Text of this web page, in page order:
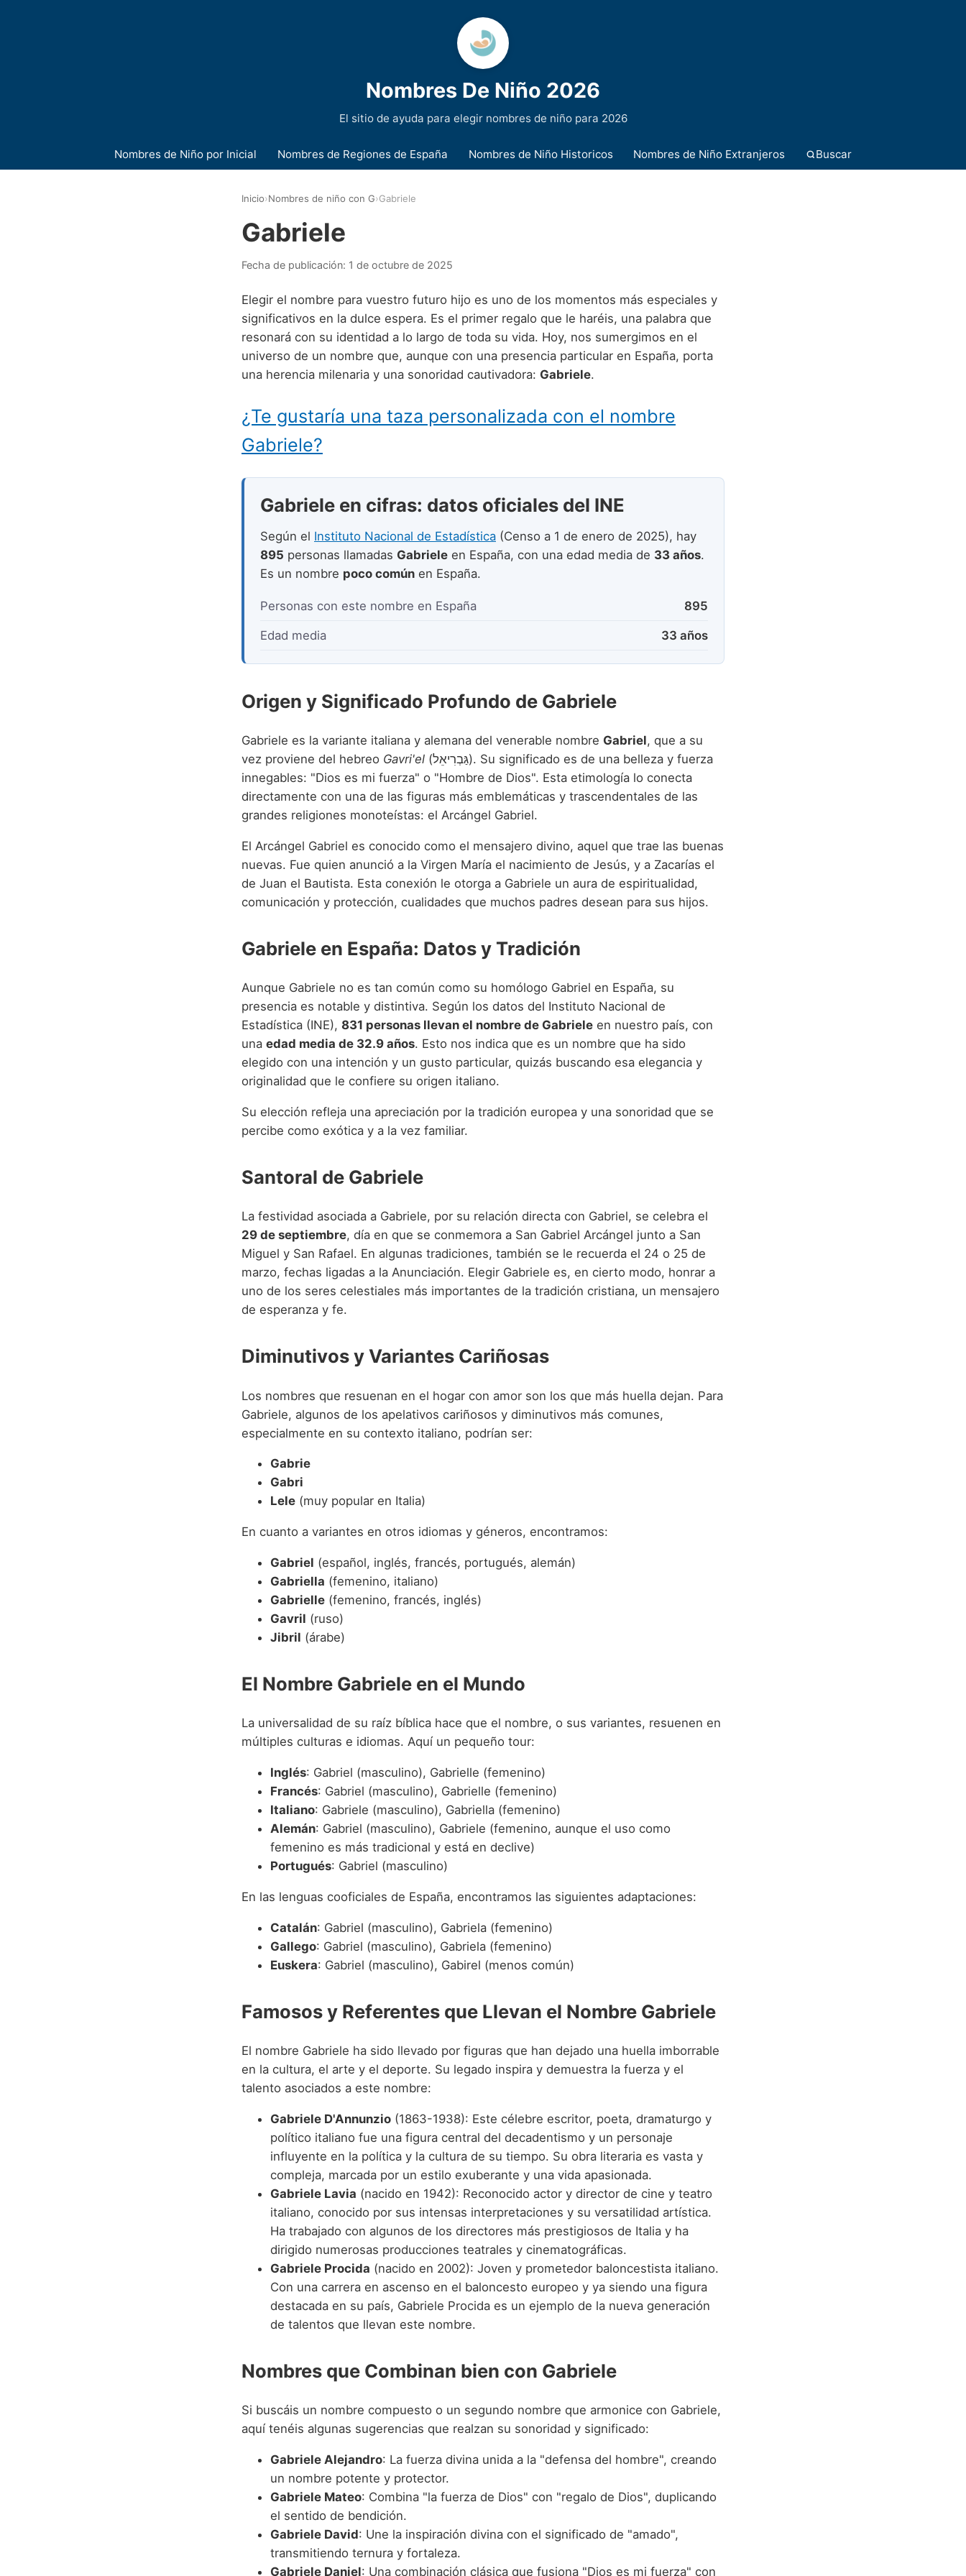
Nombres De Niño 2026
El sitio de ayuda para elegir nombres de niño para 2026
Nombres de Niño por Inicial Nombres de Regiones de España Nombres de Niño Historicos Nombres de Niño Extranjeros Buscar
Inicio›Nombres de niño con G›Gabriele
Gabriele
Fecha de publicación: 1 de octubre de 2025
Elegir el nombre para vuestro futuro hijo es uno de los momentos más especiales y
significativos en la dulce espera. Es el primer regalo que le haréis, una palabra que
resonará con su identidad a lo largo de toda su vida. Hoy, nos sumergimos en el
universo de un nombre que, aunque con una presencia particular en España, porta
una herencia milenaria y una sonoridad cautivadora: Gabriele.
¿Te gustaría una taza personalizada con el nombre
Gabriele?
Gabriele en cifras: datos oficiales del INE
Según el Instituto Nacional de Estadística (Censo a 1 de enero de 2025), hay
895 personas llamadas Gabriele en España, con una edad media de 33 años.
Es un nombre poco común en España.
Personas con este nombre en España 895
Edad media 33 años
Origen y Significado Profundo de Gabriele
Gabriele es la variante italiana y alemana del venerable nombre Gabriel, que a su
vez proviene del hebreo Gavri'el (גַּבְרִיאֵל). Su significado es de una belleza y fuerza
innegables: "Dios es mi fuerza" o "Hombre de Dios". Esta etimología lo conecta
directamente con una de las figuras más emblemáticas y trascendentales de las
grandes religiones monoteístas: el Arcángel Gabriel.
El Arcángel Gabriel es conocido como el mensajero divino, aquel que trae las buenas
nuevas. Fue quien anunció a la Virgen María el nacimiento de Jesús, y a Zacarías el
de Juan el Bautista. Esta conexión le otorga a Gabriele un aura de espiritualidad,
comunicación y protección, cualidades que muchos padres desean para sus hijos.
Gabriele en España: Datos y Tradición
Aunque Gabriele no es tan común como su homólogo Gabriel en España, su
presencia es notable y distintiva. Según los datos del Instituto Nacional de
Estadística (INE), 831 personas llevan el nombre de Gabriele en nuestro país, con
una edad media de 32.9 años. Esto nos indica que es un nombre que ha sido
elegido con una intención y un gusto particular, quizás buscando esa elegancia y
originalidad que le confiere su origen italiano.
Su elección refleja una apreciación por la tradición europea y una sonoridad que se
percibe como exótica y a la vez familiar.
Santoral de Gabriele
La festividad asociada a Gabriele, por su relación directa con Gabriel, se celebra el
29 de septiembre, día en que se conmemora a San Gabriel Arcángel junto a San
Miguel y San Rafael. En algunas tradiciones, también se le recuerda el 24 o 25 de
marzo, fechas ligadas a la Anunciación. Elegir Gabriele es, en cierto modo, honrar a
uno de los seres celestiales más importantes de la tradición cristiana, un mensajero
de esperanza y fe.
Diminutivos y Variantes Cariñosas
Los nombres que resuenan en el hogar con amor son los que más huella dejan. Para
Gabriele, algunos de los apelativos cariñosos y diminutivos más comunes,
especialmente en su contexto italiano, podrían ser:
Gabrie
Gabri
Lele (muy popular en Italia)
En cuanto a variantes en otros idiomas y géneros, encontramos:
Gabriel (español, inglés, francés, portugués, alemán)
Gabriella (femenino, italiano)
Gabrielle (femenino, francés, inglés)
Gavril (ruso)
Jibril (árabe)
El Nombre Gabriele en el Mundo
La universalidad de su raíz bíblica hace que el nombre, o sus variantes, resuenen en
múltiples culturas e idiomas. Aquí un pequeño tour:
Inglés: Gabriel (masculino), Gabrielle (femenino)
Francés: Gabriel (masculino), Gabrielle (femenino)
Italiano: Gabriele (masculino), Gabriella (femenino)
Alemán: Gabriel (masculino), Gabriele (femenino, aunque el uso como
femenino es más tradicional y está en declive)
Portugués: Gabriel (masculino)
En las lenguas cooficiales de España, encontramos las siguientes adaptaciones:
Catalán: Gabriel (masculino), Gabriela (femenino)
Gallego: Gabriel (masculino), Gabriela (femenino)
Euskera: Gabriel (masculino), Gabirel (menos común)
Famosos y Referentes que Llevan el Nombre Gabriele
El nombre Gabriele ha sido llevado por figuras que han dejado una huella imborrable
en la cultura, el arte y el deporte. Su legado inspira y demuestra la fuerza y el
talento asociados a este nombre:
Gabriele D'Annunzio (1863-1938): Este célebre escritor, poeta, dramaturgo y
político italiano fue una figura central del decadentismo y un personaje
influyente en la política y la cultura de su tiempo. Su obra literaria es vasta y
compleja, marcada por un estilo exuberante y una vida apasionada.
Gabriele Lavia (nacido en 1942): Reconocido actor y director de cine y teatro
italiano, conocido por sus intensas interpretaciones y su versatilidad artística.
Ha trabajado con algunos de los directores más prestigiosos de Italia y ha
dirigido numerosas producciones teatrales y cinematográficas.
Gabriele Procida (nacido en 2002): Joven y prometedor baloncestista italiano.
Con una carrera en ascenso en el baloncesto europeo y ya siendo una figura
destacada en su país, Gabriele Procida es un ejemplo de la nueva generación
de talentos que llevan este nombre.
Nombres que Combinan bien con Gabriele
Si buscáis un nombre compuesto o un segundo nombre que armonice con Gabriele,
aquí tenéis algunas sugerencias que realzan su sonoridad y significado:
Gabriele Alejandro: La fuerza divina unida a la "defensa del hombre", creando
un nombre potente y protector.
Gabriele Mateo: Combina "la fuerza de Dios" con "regalo de Dios", duplicando
el sentido de bendición.
Gabriele David: Une la inspiración divina con el significado de "amado",
transmitiendo ternura y fortaleza.
Gabriele Daniel: Una combinación clásica que fusiona "Dios es mi fuerza" con